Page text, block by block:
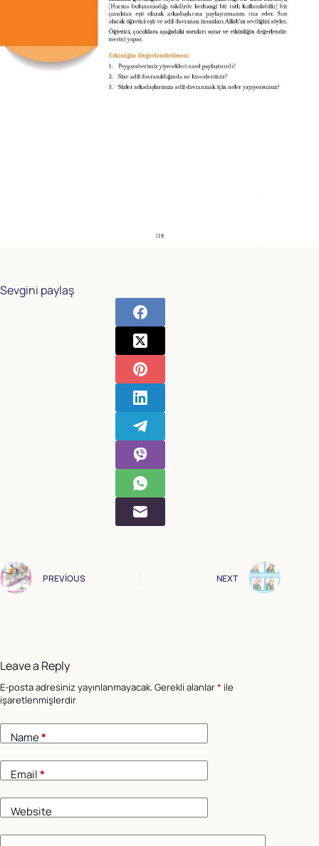
Sevgini paylaş
PREVIOUS NEXT
Leave a Reply
E-posta adresiniz yayınlanmayacak.Gerekli alanlar* ile
işaretlenmişlerdir
Name*
Email*
Website